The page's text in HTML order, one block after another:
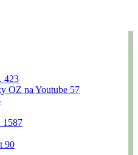
423
OZ na Youtube 57
1587
90